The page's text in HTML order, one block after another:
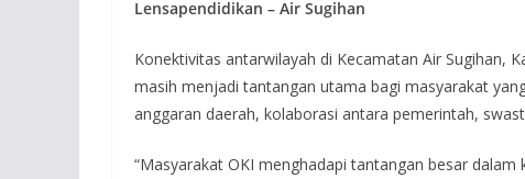
Lensapendidikan – Air Sugihan
Konektivitas antarwilayah di Kecamatan Air Sugihan,
masih menjadi tantangan utama bagi masyarakat
anggaran daerah, kolaborasi antara pemerintah,
“Masyarakat OKI menghadapi tantangan besar